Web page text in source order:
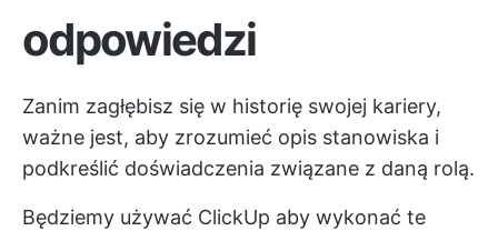
odpowiedzi
Zanim zagłębisz się w historię swojej kariery,
ważne jest, aby zrozumieć opis stanowiska i
podkreślić doświadczenia związane z daną rolą.
Będziemy używać ClickUp aby wykonać te